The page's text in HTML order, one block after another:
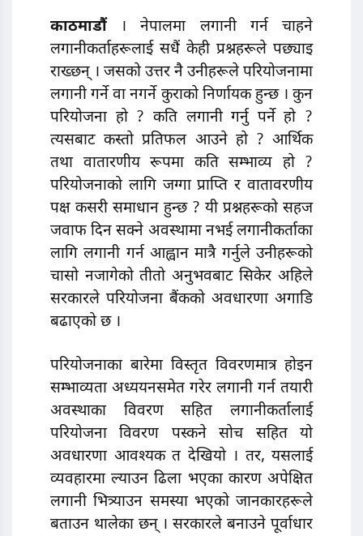
काठमाडाैं । नेपालमा लगानी गर्न चाहने
लगानीकर्ताहरूलाई सधैं केही प्रश्नहरूले पछ्याइ
राख्छन् । जसको उत्तर नै उनीहरूले परियोजनामा
लगानी गर्ने वा नगर्ने कुराको निर्णायक हुन्छ । कुन
परियोजना हो ? कति लगानी गर्नु पर्ने हो ?
त्यसबाट कस्तो प्रतिफल आउने हो ? आर्थिक
तथा वातारणीय रूपमा कति सम्भाव्य हो ?
परियोजनाको लागि जग्गा प्राप्ति र वातावरणीय
पक्ष कसरी समाधान हुन्छ ? यी प्रश्नहरूको सहज
जवाफ दिन सक्ने अवस्थामा नभई लगानीकर्ताका
लागि लगानी गर्न आह्वान मात्रै गर्नुले उनीहरूको
चासो नजागेको तीतो अनुभवबाट सिकेर अहिले
सरकारले परियोजना बैंकको अवधारणा अगाडि
बढाएको छ ।
परियोजनाका बारेमा विस्तृत विवरणमात्र होइन
सम्भाव्यता अध्ययनसमेत गरेर लगानी गर्न तयारी
अवस्थाका विवरण सहित लगानीकर्तालाई
परियोजना विवरण पस्कने सोच सहित यो
अवधारणा आवश्यक त देखियो । तर, यसलाई
व्यवहारमा ल्याउन ढिला भएका कारण अपेक्षित
लगानी भित्र्याउन समस्या भएको जानकारहरूले
बताउन थालेका छन् । सरकारले बनाउने पूर्वाधार